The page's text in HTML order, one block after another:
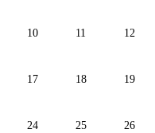
10 11 12
17 18 19
24 25 26